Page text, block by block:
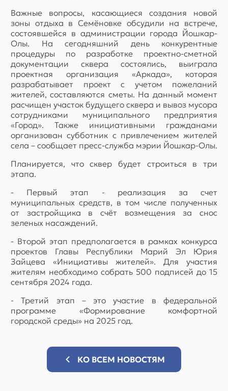
Важные вопросы, касающиеся создания новой
зоны отдыха в Семёновке обсудили на встрече,
состоявшейся в администрации города Йошкар-
Олы. На сегодняшний день конкурентные
процедуры по разработке проектно-сметной
документации сквера состоялись, выиграла
проектная организация «Аркада», которая
разрабатывает проект с учетом пожеланий
жителей, составляются сметы. На данный момент
расчищен участок будущего сквера и вывоз мусора
сотрудниками муниципального предприятия
«Город». Также инициативными гражданами
организован субботник с привлечением жителей
села – сообщает пресс-служба мэрии Йошкар-Олы.
Планируется, что сквер будет строиться в три
этапа.
- Первый этап - реализация за счет
муниципальных средств, в том числе полученных
от застройщика в счёт возмещения за снос
зеленых насаждений.
- Второй этап предполагается в рамках конкурса
проектов Главы Республики Марий Эл Юрия
Зайцева «Инициативы жителей». Для участия
жителям необходимо собрать 500 подписей до 15
сентября 2024 года.
- Третий этап – это участие в федеральной
программе «Формирование комфортной
городской среды» на 2025 год.
КО ВСЕМ НОВОСТЯМ